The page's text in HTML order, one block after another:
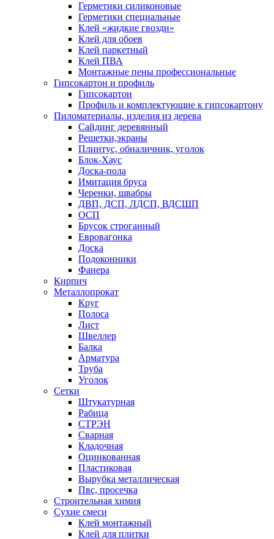
Герметики силиконовые
Герметики специальные
Клей «жидкие гвозди»
Клей для обоев
Клей паркетный
Клей ПВА
Монтажные пены профессиональные
Гипсокартон и профиль
Гипсокартон
Профиль и комплектующие к гипсокартону
Пиломатериалы, изделия из дерева
Сайдинг деревянный
Решетки,экраны
Плинтус, обналичник, уголок
Блок-Хаус
Доска-пола
Имитация бруса
Черенки, швабры
ДВП, ДСП, ЛДСП, ВДСШП
ОСП
Брусок строганный
Евровагонка
Доска
Подоконники
Фанера
Кирпич
Металлопрокат
Круг
Полоса
Лист
Швеллер
Балка
Арматура
Труба
Уголок
Сетки
Штукатурная
Рабица
СТРЭН
Сварная
Кладочная
Оцинкованная
Пластиковая
Вырубка металлическая
Пвс, просечка
Строительная химия
Сухие смеси
Клей монтажный
Клей для плитки